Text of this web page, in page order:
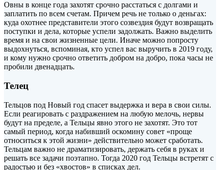
Овны в конце года захотят срочно расстаться с долгами и
заплатить по всем счетам. Причем речь не только о деньгах:
куда охотнее представители этого созвездия будут возвращать
поступки и дела, которые успели задолжать. Важно выделить
время и на свои жизненные цели. Иначе можно попросту
выдохнуться, вспоминая, кто успел вас выручить в 2019 году,
и кому нужно срочно ответить добром на добро, пока часы не
пробили двенадцать.
Телец
Тельцов под Новый год спасет выдержка и вера в свои силы.
Если реагировать с раздражением на любую мелочь, нервы
будут на пределе, а Тельцы явно этого не захотят. Это тот
самый период, когда набивший оскомину совет «проще
относиться к этой жизни» действительно может сработать.
Тельцам важно не драматизировать, держать себя в руках и
решать все задачи поэтапно. Тогда 2020 год Тельцы встретят с
радостью и без «хвостов» в списках дел.